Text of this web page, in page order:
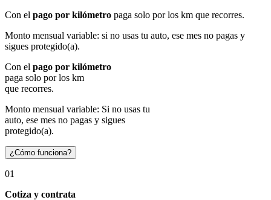
Con el pago por kilómetro paga solo por los km que recorres.
Monto mensual variable: si no usas tu auto, ese mes no pagas y
sigues protegido(a).
Con el pago por kilómetro
paga solo por los km
que recorres.
Monto mensual variable: Si no usas tu
auto, ese mes no pagas y sigues
protegido(a).
¿Cómo funciona?
01
Cotiza y contrata